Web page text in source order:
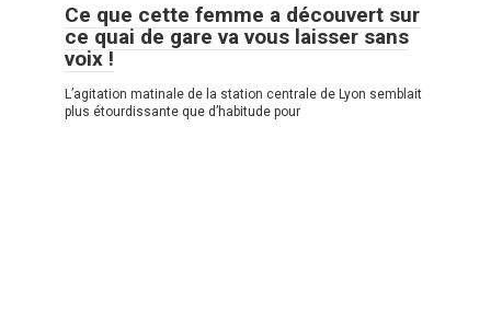
Ce que cette femme a découvert sur
ce quai de gare va vous laisser sans
voix !
L’agitation matinale de la station centrale de Lyon semblait
plus étourdissante que d’habitude pour